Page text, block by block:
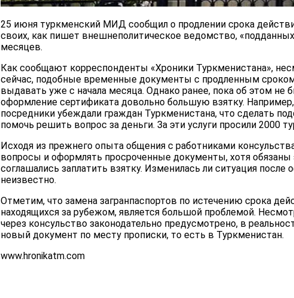
25 июня туркменский МИД сообщил о продлении срока
своих, как пишет внешнеполитическое ведомство,
месяцев.
Как сообщают корреспонденты «Хроники Туркменистана»,
сейчас, подобные временные документы с продленным
выдавать уже с начала месяца. Однако ранее, пока об этом не
оформление сертификата довольно большую взятку.
посредники убеждали граждан Туркменистана, что сделать
помочь решить вопрос за деньги. За эти услуги просили 2000
Исходя из прежнего опыта общения с работниками
вопросы и оформлять просроченные документы, хотя обязаны
соглашались заплатить взятку. Изменилась ли ситуация
неизвестно.
Отметим, что замена загранпаспортов по истечению срока
находящихся за рубежом, является большой проблемой.
через консульство законодательно предусмотрено, в
новый документ по месту прописки, то есть в Туркменистан.
www.hronikatm.com